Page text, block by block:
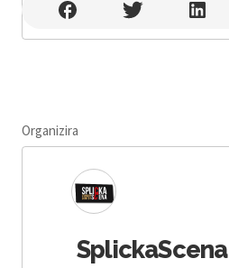
Ljetno kino Supetar , Supetar
Organizira
SplickaScena